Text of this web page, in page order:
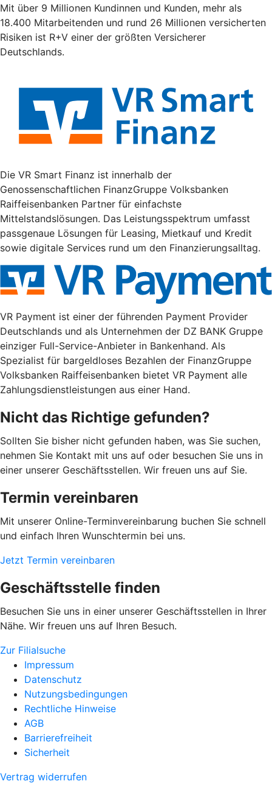
Mit über 9 Millionen Kundinnen und Kunden, mehr als
18.400 Mitarbeitenden und rund 26 Millionen versicherten
Risiken ist R+V einer der größten Versicherer
Deutschlands.
Die VR Smart Finanz ist innerhalb der
Genossenschaftlichen FinanzGruppe Volksbanken
Raiffeisenbanken Partner für einfachste
Mittelstandslösungen. Das Leistungsspektrum umfasst
passgenaue Lösungen für Leasing, Mietkauf und Kredit
sowie digitale Services rund um den Finanzierungsalltag.
VR Payment ist einer der führenden Payment Provider
Deutschlands und als Unternehmen der DZ BANK Gruppe
einziger Full-Service-Anbieter in Bankenhand. Als
Spezialist für bargeldloses Bezahlen der FinanzGruppe
Volksbanken Raiffeisenbanken bietet VR Payment alle
Zahlungsdienstleistungen aus einer Hand.
Nicht das Richtige gefunden?
Sollten Sie bisher nicht gefunden haben, was Sie suchen,
nehmen Sie Kontakt mit uns auf oder besuchen Sie uns in
einer unserer Geschäftsstellen. Wir freuen uns auf Sie.
Termin vereinbaren
Mit unserer Online-Terminvereinbarung buchen Sie schnell
und einfach Ihren Wunschtermin bei uns.
Jetzt Termin vereinbaren
Geschäftsstelle finden
Besuchen Sie uns in einer unserer Geschäftsstellen in Ihrer
Nähe. Wir freuen uns auf Ihren Besuch.
Zur Filialsuche
Impressum
Datenschutz
Nutzungsbedingungen
Rechtliche Hinweise
AGB
Barrierefreiheit
Sicherheit
Vertrag widerrufen